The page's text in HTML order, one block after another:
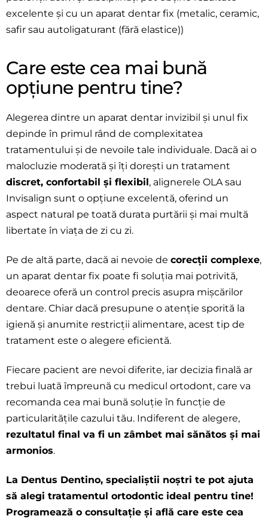
excelente și cu un aparat dentar fix (metalic, ceramic,
safir sau autoligaturant (fără elastice))
Care este cea mai bună
opțiune pentru tine?
Alegerea dintre un aparat dentar invizibil și unul fix
depinde în primul rând de complexitatea
tratamentului și de nevoile tale individuale. Dacă ai o
malocluzie moderată și îți dorești un tratament
discret, confortabil și flexibil, alignerele OLA sau
Invisalign sunt o opțiune excelentă, oferind un
aspect natural pe toată durata purtării și mai multă
libertate în viața de zi cu zi.
Pe de altă parte, dacă ai nevoie de corecții complexe,
un aparat dentar fix poate fi soluția mai potrivită,
deoarece oferă un control precis asupra mișcărilor
dentare. Chiar dacă presupune o atenție sporită la
igienă și anumite restricții alimentare, acest tip de
tratament este o alegere eficientă.
Fiecare pacient are nevoi diferite, iar decizia finală ar
trebui luată împreună cu medicul ortodont, care va
recomanda cea mai bună soluție în funcție de
particularitățile cazului tău. Indiferent de alegere,
rezultatul final va fi un zâmbet mai sănătos și mai
armonios.
La Dentus Dentino, specialiștii noștri te pot ajuta
să alegi tratamentul ortodontic ideal pentru tine!
Programează o consultație și află care este cea